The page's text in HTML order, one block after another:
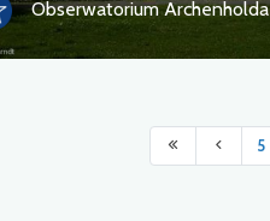
Obserwatorium Archenholda
5